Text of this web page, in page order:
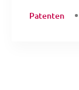
Patenten